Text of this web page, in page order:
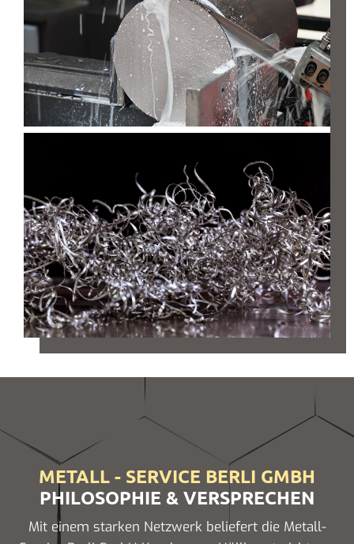
METALL - SERVICE BERLI GMBH
PHILOSOPHIE & VERSPRECHEN
Mit einem starken Netzwerk beliefert die Metall-